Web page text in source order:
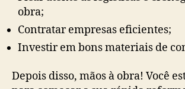
obra;
Contratar empresas eficientes;
Investir em bons materiais de
Depois disso, mãos à obra! Você